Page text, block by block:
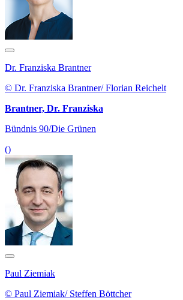
Dr. Franziska Brantner
© Dr. Franziska Brantner/ Florian Reichelt
Brantner, Dr. Franziska
Bündnis 90/Die Grünen
()
Paul Ziemiak
© Paul Ziemiak/ Steffen Böttcher